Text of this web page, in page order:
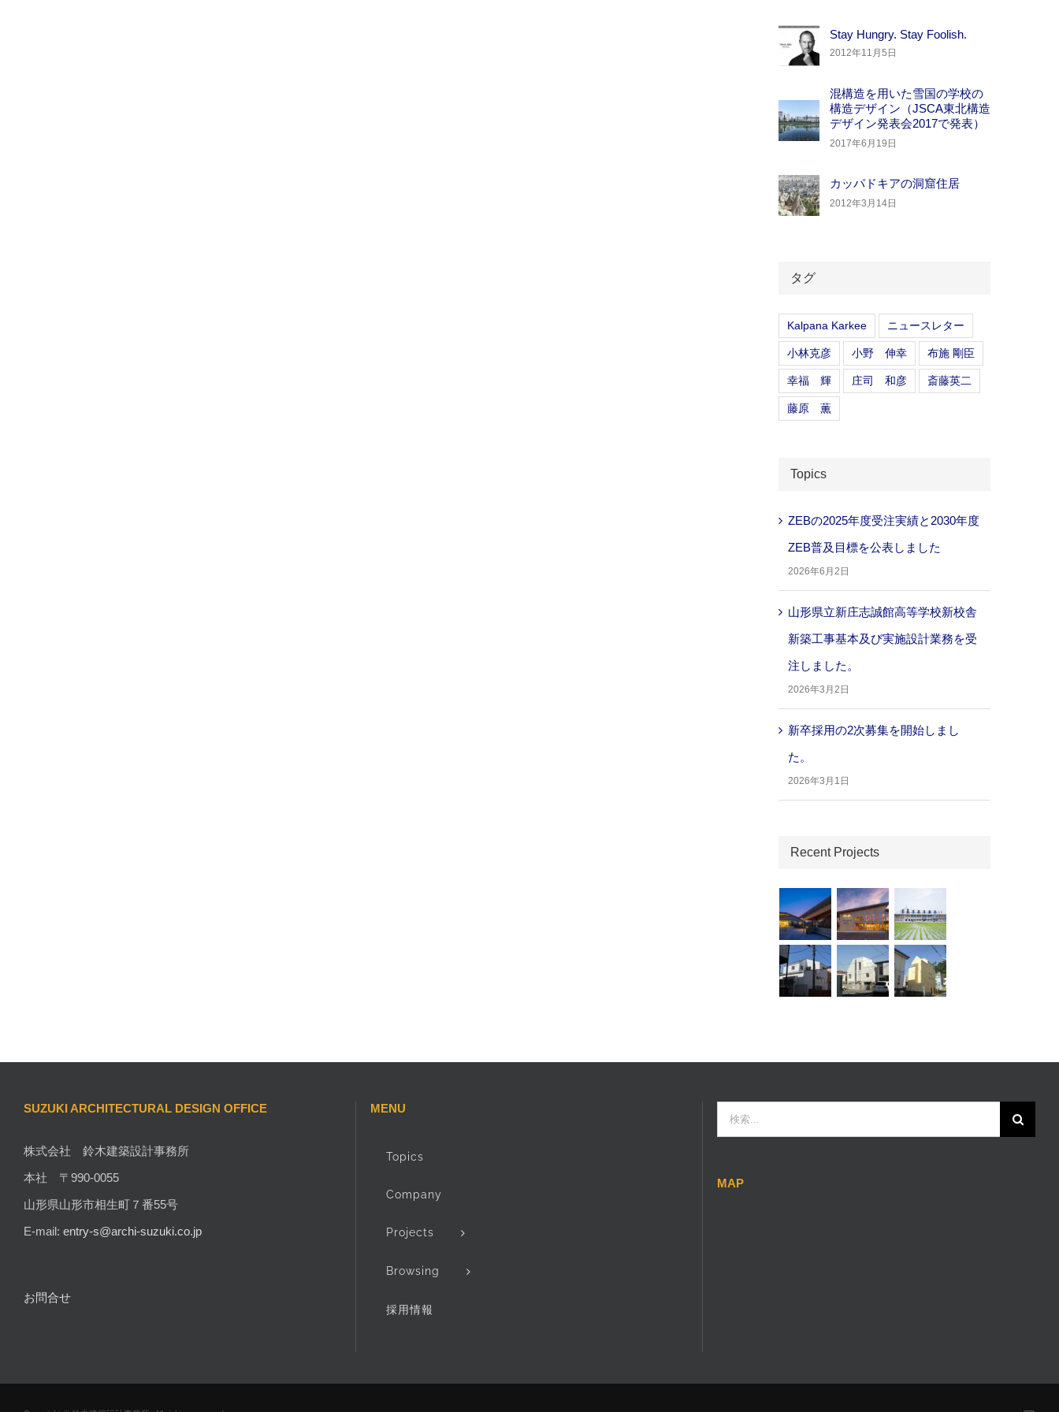
Stay Hungry. Stay Foolish.
2012年11月5日
混構造を用いた雪国の学校の
構造デザイン（JSCA東北構造
デザイン発表会2017で発表）
2017年6月19日
カッパドキアの洞窟住居
2012年3月14日
タグ
Kalpana Karkee ニュースレター
小林克彦 小野 伸幸 布施 剛臣
幸福 輝 庄司 和彦 斎藤英二
藤原 薫
Topics
ZEBの2025年度受注実績と2030年度
ZEB普及目標を公表しました
2026年6月2日
山形県立新庄志誠館高等学校新校舎
新築工事基本及び実施設計業務を受
注しました。
2026年3月2日
新卒採用の2次募集を開始しまし
た。
2026年3月1日
Recent Projects
SUZUKI ARCHITECTURAL DESIGN OFFICE
株式会社 鈴木建築設計事務所
本社 〒990-0055
山形県山形市相生町７番55号
E-mail: entry-s@archi-suzuki.co.jp
お問合せ
MENU
Topics
Company
Projects
Browsing
採用情報
索
MAP